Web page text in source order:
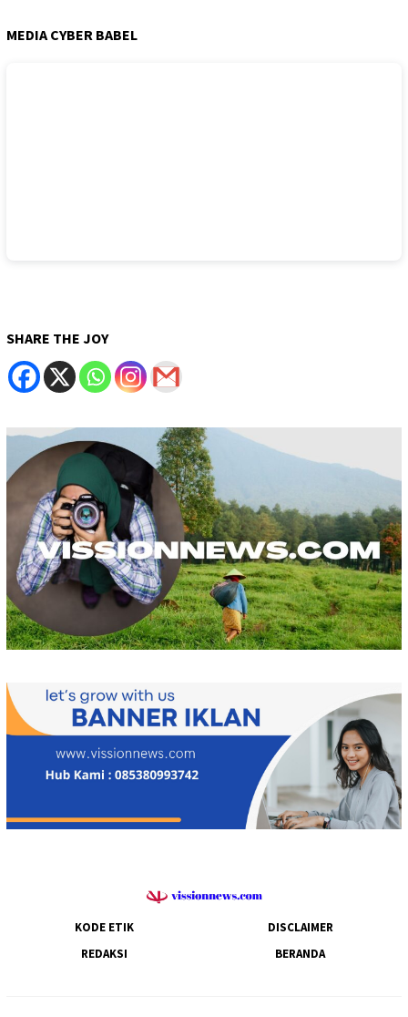
MEDIA CYBER BABEL
SHARE THE JOY
KODE ETIK
DISCLAIMER
REDAKSI
BERANDA